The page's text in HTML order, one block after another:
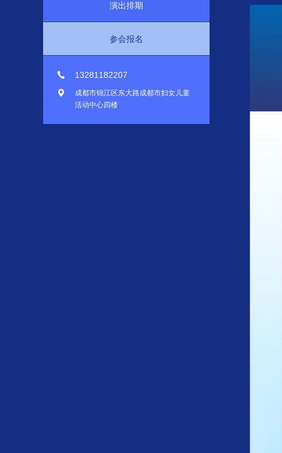
演出排期
参会报名
13281182207
成都市锦江区东大路成都市妇女儿童
活动中心四楼